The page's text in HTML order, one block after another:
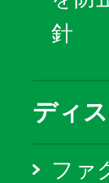
針
ディ
ファ